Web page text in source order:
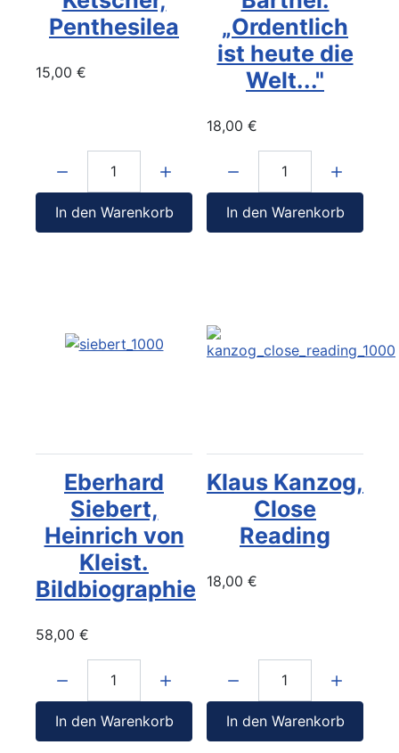
Penthesilea
15,00 €
In den Warenkorb
„Ordentlich
ist heute die
Welt..."
18,00 €
In den Warenkorb
Eberhard
Siebert,
Heinrich von
Kleist.
Bildbiographie
58,00 €
In den Warenkorb
Klaus Kanzog,
Close
Reading
18,00 €
In den Warenkorb